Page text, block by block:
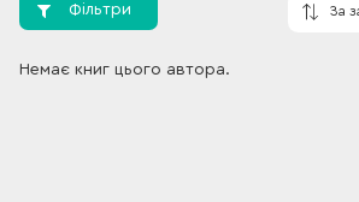
Фільтри
Немає книг цього автора.